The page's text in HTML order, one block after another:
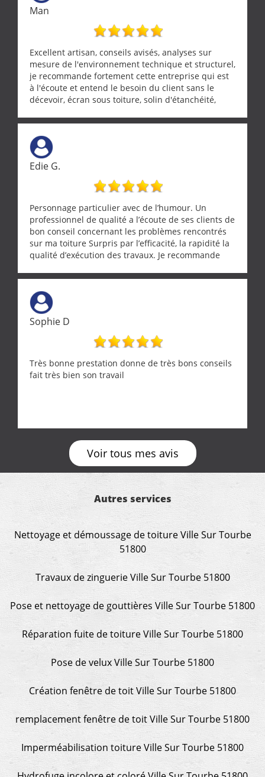
Man
Excellent artisan, conseils avisés, analyses sur
mesure de l'environnement technique et structurel,
je recommande fortement cette entreprise qui est
à l'écoute et entend le besoin du client sans le
décevoir, écran sous toiture, solin d'étanchéité,
récupérateur d'eau, tout a été parfaitement mis en
œuvre sans besoin d'y revenir. confiance assurée.
Edie G.
Personnage particulier avec de l’humour. Un
professionnel de qualité a l’écoute de ses clients de
bon conseil concernant les problèmes rencontrés
sur ma toiture Surpris par l’efficacité, la rapidité la
qualité d’exécution des travaux. Je recommande
Sophie D
Très bonne prestation donne de très bons conseils
fait très bien son travail
Voir tous mes avis
Autres services
Nettoyage et démoussage de toiture Ville Sur Tourbe
51800
Travaux de zinguerie Ville Sur Tourbe 51800
Pose et nettoyage de gouttières Ville Sur Tourbe 51800
Réparation fuite de toiture Ville Sur Tourbe 51800
Pose de velux Ville Sur Tourbe 51800
Création fenêtre de toit Ville Sur Tourbe 51800
remplacement fenêtre de toit Ville Sur Tourbe 51800
Imperméabilisation toiture Ville Sur Tourbe 51800